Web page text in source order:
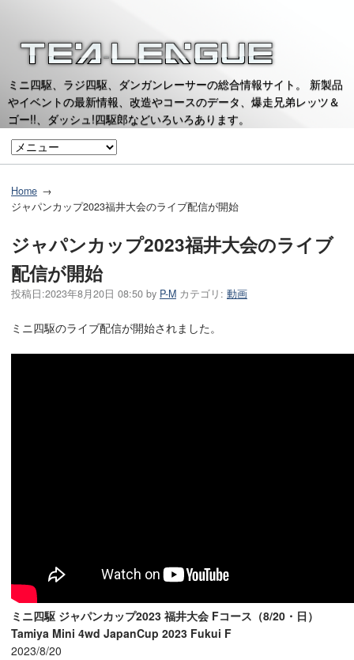
ミニ四駆、ラジ四駆、ダンガンレーサーの総合情報サイト。 新製品
やイベントの最新情報、改造やコースのデータ、爆走兄弟レッツ＆
ゴー!!、ダッシュ!四駆郎などいろいろあります。
Home
ジャパンカップ2023福井大会のライブ配信が開始
ジャパンカップ2023福井大会のライブ
配信が開始
投稿日:2023年8月20日 08:50 by P-M カテゴリ: 動画
ミニ四駆のライブ配信が開始されました。
ミニ四駆 ジャパンカップ2023 福井大会 Fコース（8/20・日）
Tamiya Mini 4wd JapanCup 2023 Fukui F
2023/8/20